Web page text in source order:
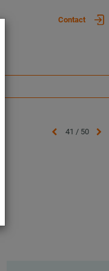
Contact
41 / 50